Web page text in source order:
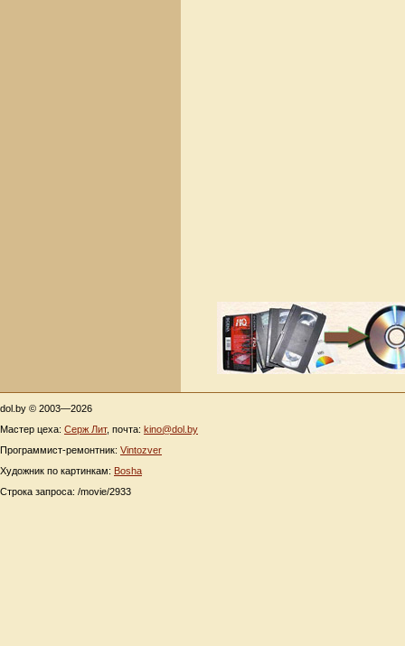
dol.by © 2003—2026
Мастер цеха: Серж Лит, почта: kino@dol.by
Программист-ремонтник: Vintozver
Художник по картинкам: Bosha
Строка запроса: /movie/2933